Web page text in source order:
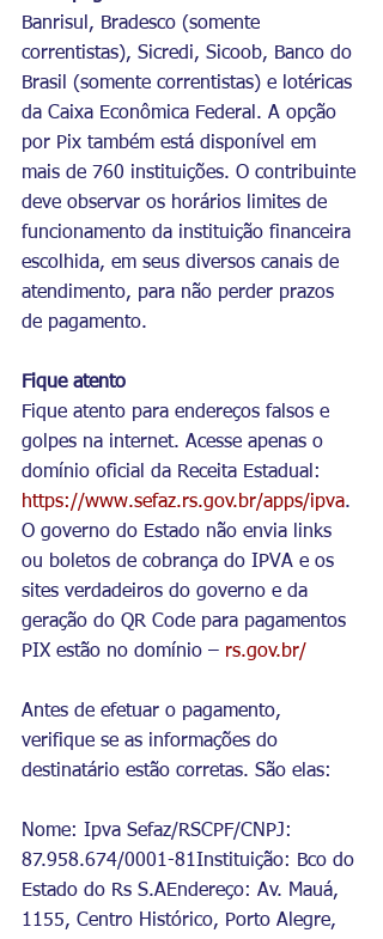
Banrisul, Bradesco (somente
correntistas), Sicredi, Sicoob, Banco do
Brasil (somente correntistas) e lotéricas
da Caixa Econômica Federal. A opção
por Pix também está disponível em
mais de 760 instituições. O contribuinte
deve observar os horários limites de
funcionamento da instituição financeira
escolhida, em seus diversos canais de
atendimento, para não perder prazos
de pagamento.
Fique atento
Fique atento para endereços falsos e
golpes na internet. Acesse apenas o
domínio oficial da Receita Estadual:
https://www.sefaz.rs.gov.br/apps/ipva.
O governo do Estado não envia links
ou boletos de cobrança do IPVA e os
sites verdadeiros do governo e da
geração do QR Code para pagamentos
PIX estão no domínio – rs.gov.br/
Antes de efetuar o pagamento,
verifique se as informações do
destinatário estão corretas. São elas:
Nome: Ipva Sefaz/RSCPF/CNPJ:
87.958.674/0001-81Instituição: Bco do
Estado do Rs S.AEndereço: Av. Mauá,
1155, Centro Histórico, Porto Alegre,